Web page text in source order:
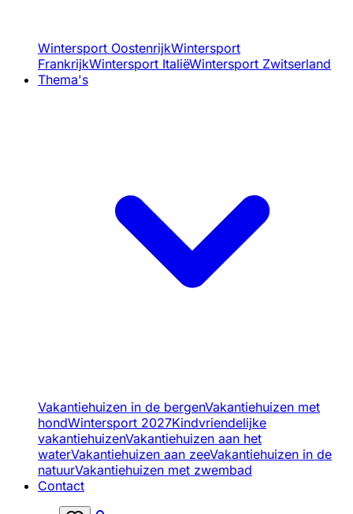
Wintersport OostenrijkWintersport
FrankrijkWintersport ItaliëWintersport Zwitserland
Thema's
Vakantiehuizen in de bergenVakantiehuizen met
hondWintersport 2027Kindvriendelijke
vakantiehuizenVakantiehuizen aan het
waterVakantiehuizen aan zeeVakantiehuizen in de
natuurVakantiehuizen met zwembad
Contact